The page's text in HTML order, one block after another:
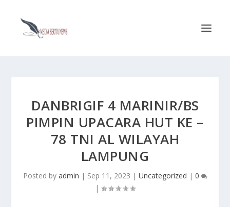
DANBRIGIF 4 MARINIR/BS
PIMPIN UPACARA HUT KE –
78 TNI AL WILAYAH
LAMPUNG
Posted by admin | Sep 11, 2023 | Uncategorized | 0
|